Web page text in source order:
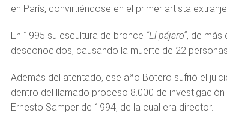
en París, convirtiéndose en el primer artista
En 1995 su escultura de bronce “El pájaro”, de más
desconocidos, causando la muerte de 22
Además del atentado, ese año Botero sufrió el
dentro del llamado proceso 8.000 de
Ernesto Samper de 1994, de la cual era director.